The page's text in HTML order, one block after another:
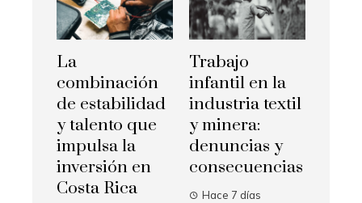
La
combinación
de estabilidad
y talento que
impulsa la
inversión en
Costa Rica
Trabajo
infantil en la
industria textil
y minera:
denuncias y
consecuencias
Hace 7 días